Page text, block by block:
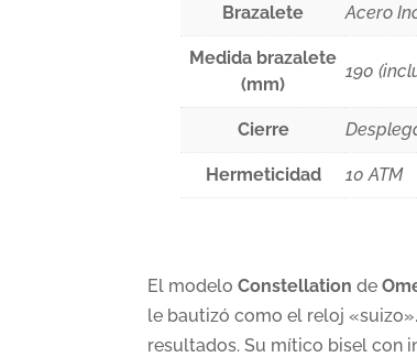
Brazalete Acero
Medida brazalete
(mm)
190
Cierre
Hermeticidad 10 ATM
El modeloConstellation de
le bautizó como el reloj
resultados. Su mítico bisel con